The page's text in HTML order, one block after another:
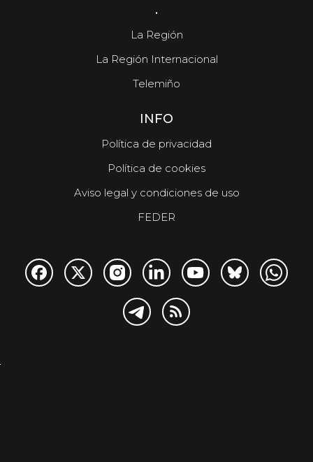
.
La Región
La Región Internacional
Telemiño
INFO
Política de privacidad
Política de cookies
Aviso legal y condiciones de uso
FEDER